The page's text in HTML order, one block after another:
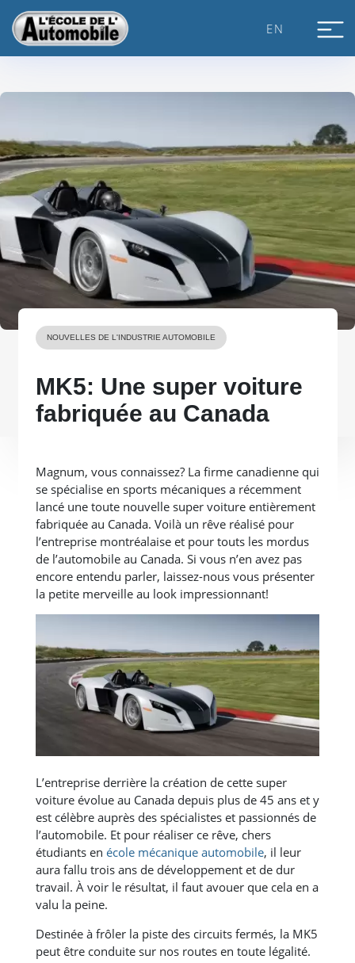
content
EN
NOUVELLES DE L'INDUSTRIE AUTOMOBILE
MK5: Une super voiture
fabriquée au Canada
Magnum, vous connaissez? La firme canadienne qui
se spécialise en sports mécaniques a récemment
lancé une toute nouvelle super voiture entièrement
fabriquée au Canada. Voilà un rêve réalisé pour
l’entreprise montréalaise et pour touts les mordus
de l’automobile au Canada. Si vous n’en avez pas
encore entendu parler, laissez-nous vous présenter
la petite merveille au look impressionnant!
L’entreprise derrière la création de cette super
voiture évolue au Canada depuis plus de 45 ans et y
est célèbre auprès des spécialistes et passionnés de
l’automobile. Et pour réaliser ce rêve, chers
étudiants en école mécanique automobile, il leur
aura fallu trois ans de développement et de dur
travail. À voir le résultat, il faut avouer que cela en a
valu la peine.
Destinée à frôler la piste des circuits fermés, la MK5
peut être conduite sur nos routes en toute légalité.